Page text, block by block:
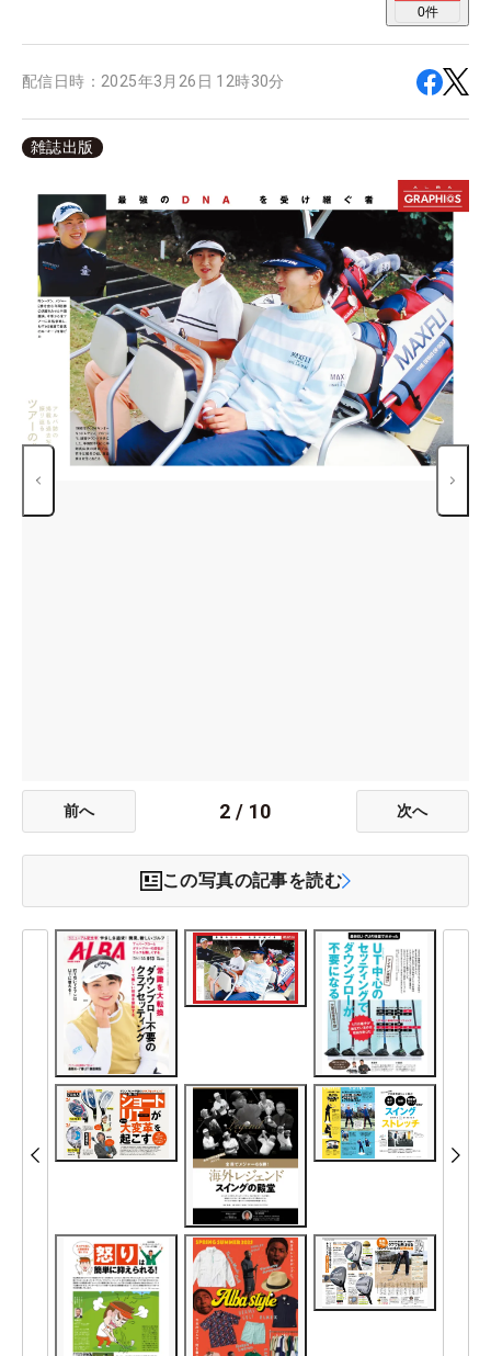
0件
配信日時： 2025年3月26日 12時30分
雑誌出版
前へ 2 / 10 次へ
この写真の記事を読む